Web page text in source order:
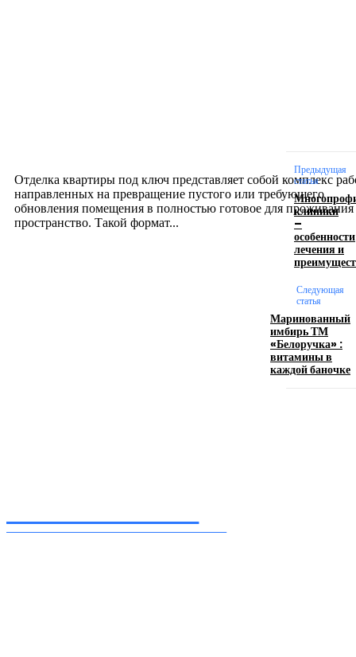
Отделка квартиры под ключ представляет собой комплекс
направленных на превращение пустого или требующего
обновления помещения в полностью готовое для проживания
пространство. Такой формат...
Производство полиэтиленовых пакетов с
логотипом: эффективный инструмент бренда
Девушка в бокале: легендарный номер бурлеска
Предыдущая
статья
клиники
–
особенности
лечения и
Следующая
статья
Маринованный
имбирь ТМ
«Белоручка» :
витамины в
каждой баночке
ПРОФЕССИОНАЛЬНЫЕ НОВОСТИ